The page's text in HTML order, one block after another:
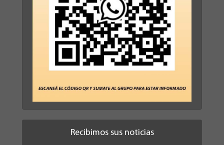
Recibimos sus noticias